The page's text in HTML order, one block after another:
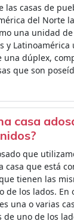
las casas de
del Norte
una unidad
y
una dúplex,
que son
casa
que
casa que está
tienen las
de los lados. En
una o varias
de uno de los